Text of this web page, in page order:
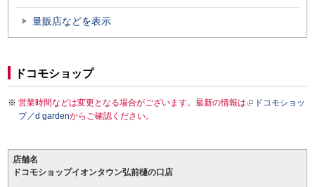
量販店などを表示
ドコモショップ
営業時間などは変更となる場合がございます。最新の情報は
ドコモショッ
プ／d gardenからご確認ください。
店舗名
ドコモショップイオンタウン弘前樋の口店